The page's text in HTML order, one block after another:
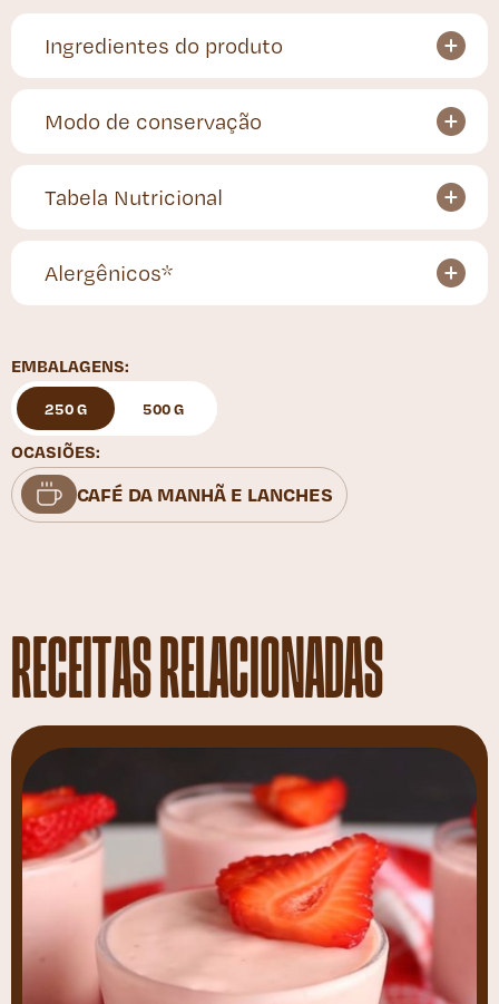
Ingredientes do produto
Modo de conservação
Tabela Nutricional
Alergênicos*
EMBALAGENS:
250 G 500 G
OCASIÕES:
CAFÉ DA MANHÃ E LANCHES
RECEITAS RELACIONADAS